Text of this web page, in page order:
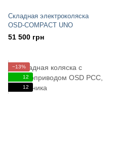
Складная электроколяска
OSD-COMPACT UNO
51 500 грн
−13%
12
12